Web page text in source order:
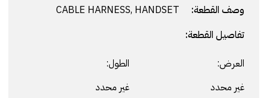
وصف القطعة:
تفاصيل القطعة:
العرض:
غير محدد
الطول:
غير محدد